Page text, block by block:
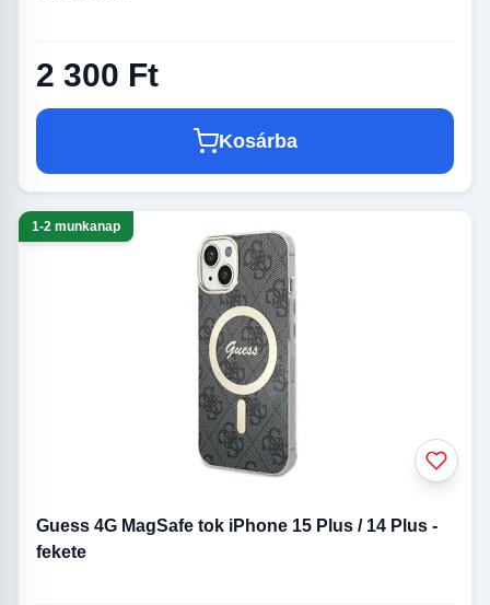
2 300 Ft
Kosárba
1-2 munkanap
Guess 4G MagSafe tok iPhone 15 Plus / 14 Plus -
fekete